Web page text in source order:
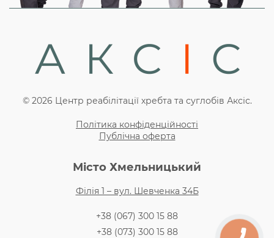
© 2026 Центр реабілітації хребта та суглобів Аксіс.
Політика конфіденційності
Публічна оферта
Місто Хмельницький
Філія 1 – вул. Шевченка 34Б
+38 (067) 300 15 88
+38 (073) 300 15 88